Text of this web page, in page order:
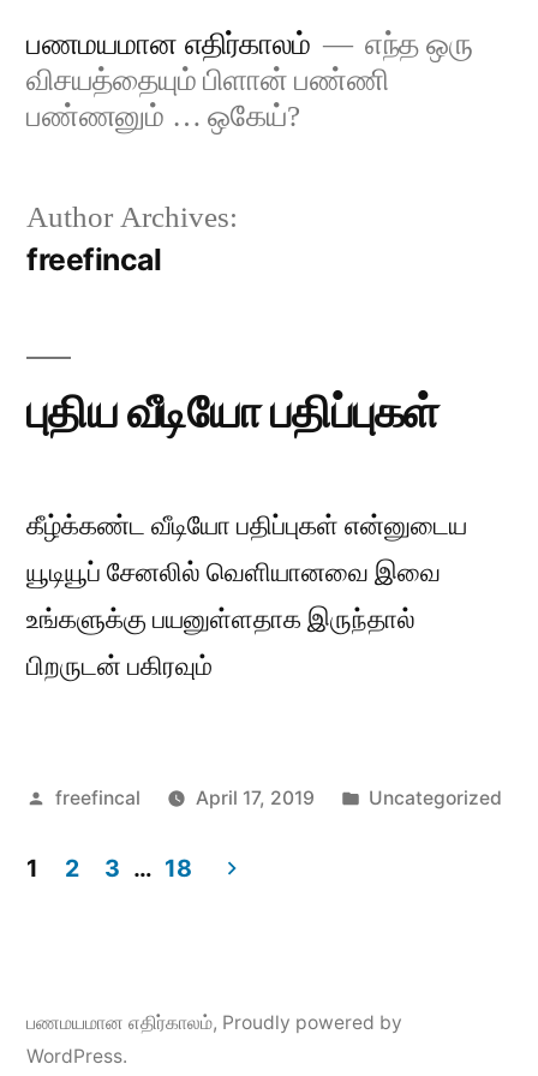
content
பணமயமான எதிர்காலம்
எந்த ஒரு
விசயத்தையும் பிளான் பண்ணி
பண்ணனும் … ஒகேய்?
Author Archives:
freefincal
புதிய வீடியோ பதிப்புகள்
கீழ்க்கண்ட வீடியோ பதிப்புகள் என்னுடைய
யூடியூப் சேனலில் வெளியானவை இவை
உங்களுக்கு பயனுள்ளதாக இருந்தால்
பிறருடன் பகிரவும்
Posted
freefincal April 17, 2019
Posted
Uncategorized
1 2 3 … 18
பணமயமான எதிர்காலம், Proudly powered by
WordPress.